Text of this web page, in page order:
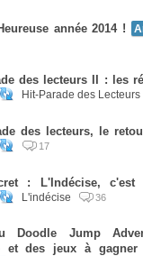
année 2014 !
des lecteurs II : les
Hit-Parade des Lecteurs
des lecteurs, le
17
: L'Indécise,
L'indécise 36
Doodle Jump
et des jeux à gagner